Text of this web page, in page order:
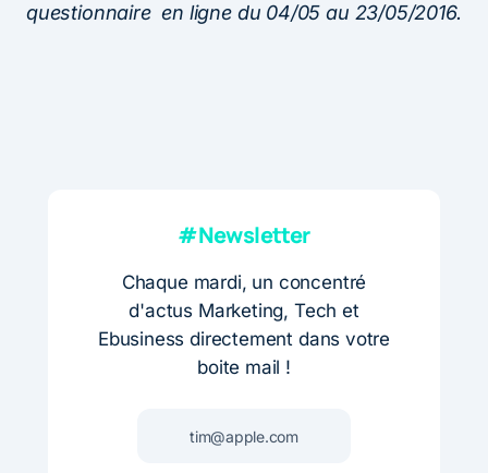
questionnaire en ligne du 04/05 au 23/05/2016.
#Newsletter
Chaque mardi, un concentré
d'actus Marketing, Tech et
Ebusiness directement dans votre
boite mail !